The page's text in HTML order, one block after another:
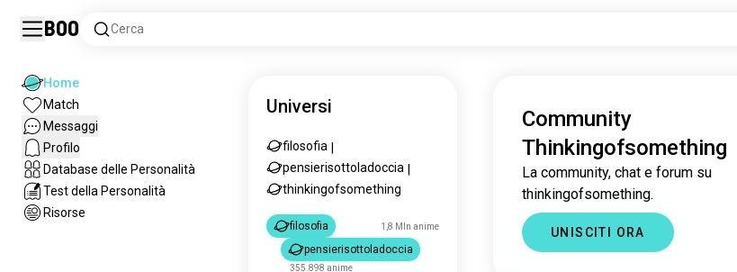
Boo Cerca
Home
Match
Messaggi
Profilo
Database delle Personalità
Test della Personalità
Risorse
Universi
filosofia
pensierisottoladoccia
thinkingofsomething
filosofia 1,8 Mln anime
pensierisottoladoccia
355.898 anime
Community
Thinkingofsomething
La community, chat e forum su
thinkingofsomething.
UNISCITI ORA